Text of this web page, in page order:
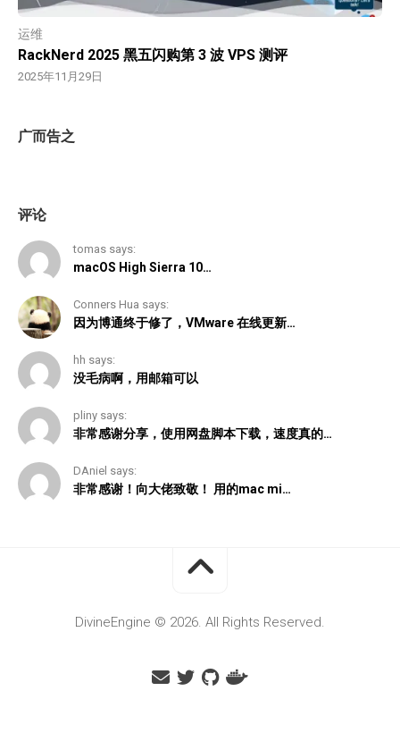
运维
RackNerd 2025 黑五闪购第 3 波 VPS 测评
2025年11月29日
广而告之
评论
tomas says:
macOS High Sierra 10…
Conners Hua says:
因为博通终于修了，VMware 在线更新…
hh says:
没毛病啊，用邮箱可以
pliny says:
非常感谢分享，使用网盘脚本下载，速度真的…
DAniel says:
非常感谢！向大佬致敬！ 用的mac mi…
DivineEngine © 2026. All Rights Reserved.